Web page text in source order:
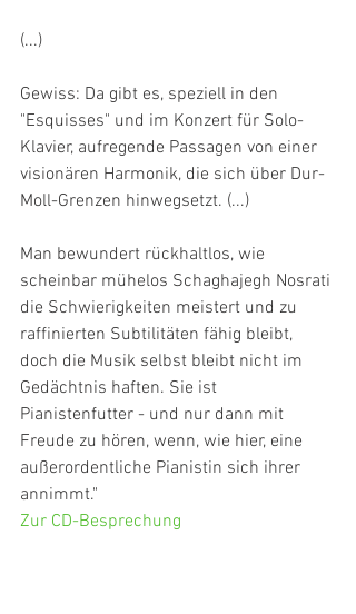
(...)
Gewiss: Da gibt es, speziell in den
"Esquisses" und im Konzert für Solo-
Klavier, aufregende Passagen von einer
visionären Harmonik, die sich über Dur-
Moll-Grenzen hinwegsetzt. (...)
Man bewundert rückhaltlos, wie
scheinbar mühelos Schaghajegh Nosrati
die Schwierigkeiten meistert und zu
raffinierten Subtilitäten fähig bleibt,
doch die Musik selbst bleibt nicht im
Gedächtnis haften. Sie ist
Pianistenfutter - und nur dann mit
Freude zu hören, wenn, wie hier, eine
außerordentliche Pianistin sich ihrer
annimmt."
Zur CD-Besprechung